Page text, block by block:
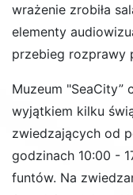
wrażenie zrobiła
elementy
przebieg rozprawy
Muzeum "SeaCity”
wyjątkiem kilku
zwiedzających od
godzinach 10:00 -
funtów. Na